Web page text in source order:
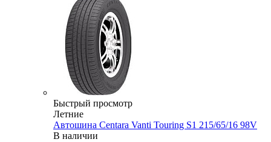
Быстрый просмотр
Летние
Автошина Centara Vanti Touring S1 215/65/16 98V
В наличии